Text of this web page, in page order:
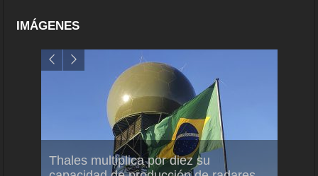
IMÁGENES
Thales multiplica por diez su